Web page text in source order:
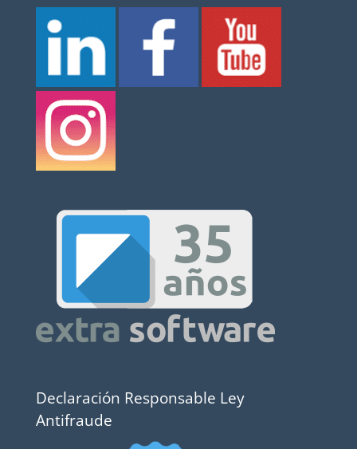
Declaración Responsable Ley
Antifraude